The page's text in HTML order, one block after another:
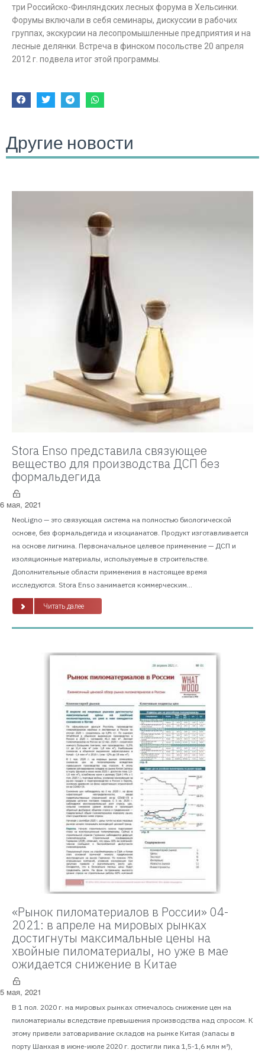
три Российско-Финляндских лесных форума в Хельсинки.
Форумы включали в себя семинары, дискуссии в рабочих
группах, экскурсии на лесопромышленные предприятия и на
лесные делянки. Встреча в финском посольстве 20 апреля
2012 г. подвела итог этой программы.
Другие новости
Stora Enso представила связующее
вещество для производства ДСП без
формальдегида
6 мая, 2021
NeoLigno — это связующая система на полностью биологической
основе, без формальдегида и изоцианатов. Продукт изготавливается
на основе лигнина. Первоначальное целевое применение — ДСП и
изоляционные материалы, используемые в строительстве.
Дополнительные области применения в настоящее время
исследуются. Stora Enso занимается коммерческим...
Читать далее
«Рынок пиломатериалов в России» 04-
2021: в апреле на мировых рынках
достигнуты максимальные цены на
хвойные пиломатериалы, но уже в мае
ожидается снижение в Китае
5 мая, 2021
В 1 пол. 2020 г. на мировых рынках отмечалось снижение цен на
пиломатериалы вследствие превышения производства над спросом. К
этому привели затоваривание складов на рынке Китая (запасы в
порту Шанхая в июне-июле 2020 г. достигли пика 1,5-1,6 млн м³),